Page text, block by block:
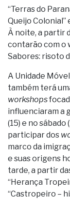
“Terras do
Queijo Colonial”
À noite, a partir
contarão com o
Sabores: risoto
A Unidade
também terá
workshops
influenciaram a
(15) e no sábado
participar dos
marco da
e suas origens
tarde, a partir
“Herança
“Castropeiro –